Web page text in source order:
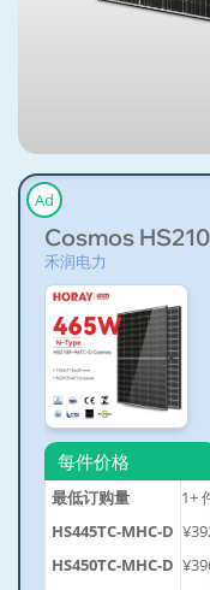
Ad
Cosmos
禾润电力
每件价格
最低订购量 1+
HS445TC-MHC-D
HS450TC-MHC-D